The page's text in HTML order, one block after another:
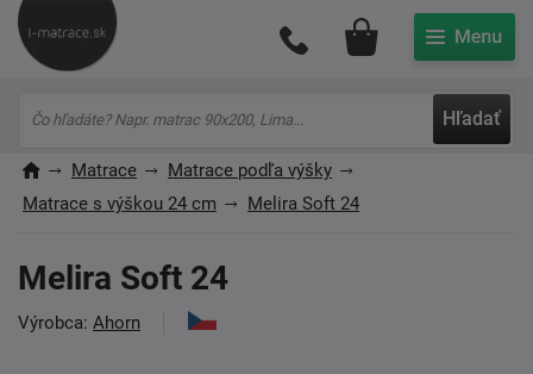
Hľadať
Môj účet
Matrace
Matrace podľa výšky
Matrace s výškou 24 cm
Melira Soft 24
Melira Soft 24
Výrobca: Ahorn